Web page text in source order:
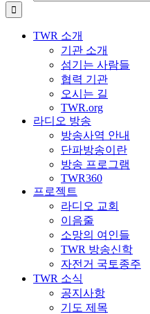
TWR 소개
기관 소개
섬기는 사람들
협력 기관
오시는 길
TWR.org
라디오 방송
방송사역 안내
단파방송이란
방송 프로그램
TWR360
프로젝트
라디오 교회
이음줄
소망의 여인들
TWR 방송신학
자전거 국토종주
TWR 소식
공지사항
기도 제목